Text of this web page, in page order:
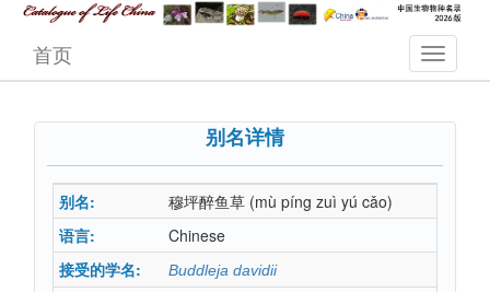
首页
别名详情
别名: 穆坪醉鱼草 (mù píng zuì yú cǎo)
语言:
Chinese
接受的学名:
Buddleja davidii